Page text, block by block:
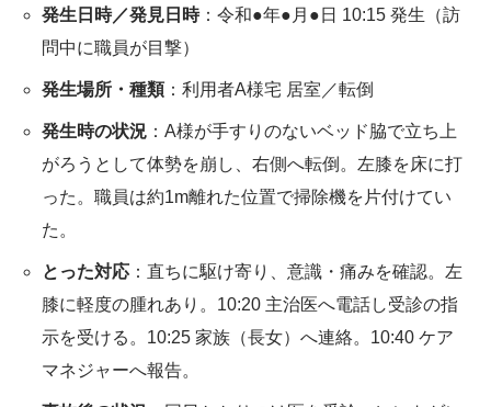
発生日時／発見日時：令和●年●月●日 10:15 発生（訪
問中に職員が目撃）
発生場所・種類：利用者A様宅 居室／転倒
発生時の状況 ：A様が手すりのないベッド脇で立ち上
がろうとして体勢を崩し、右側へ転倒。左膝を床に打
った。職員は約1m離れた位置で掃除機を片付けてい
た。
とった対応 ：直ちに駆け寄り、意識・痛みを確認。左
膝に軽度の腫れあり。10:20 主治医へ電話し受診の指
示を受ける。10:25 家族（長女）へ連絡。10:40 ケア
マネジャーへ報告。